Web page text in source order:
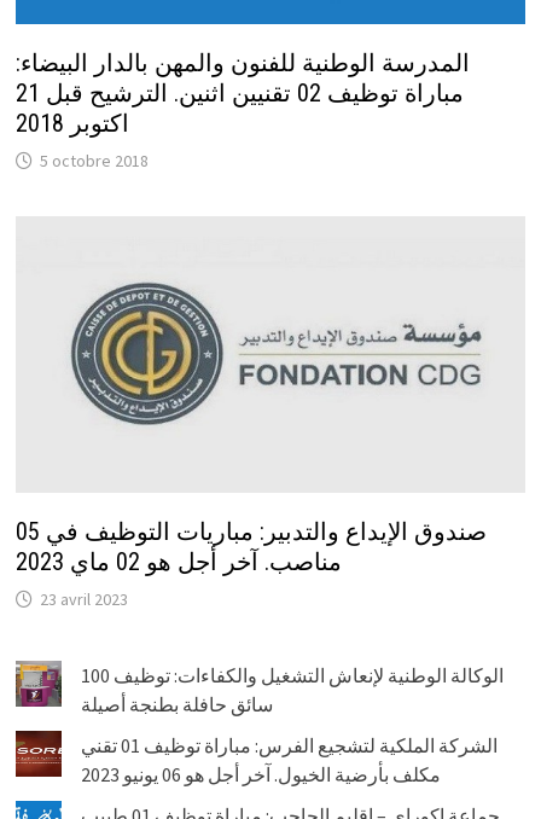
المدرسة الوطنية للفنون والمهن بالدار البيضاء:
مباراة توظيف 02 تقنيين اثنين. الترشيح قبل 21
اكتوبر 2018
5 octobre 2018
صندوق الإيداع والتدبير: مباريات التوظيف في 05
مناصب. آخر أجل هو 02 ماي 2023
23 avril 2023
الوكالة الوطنية لإنعاش التشغيل والكفاءات: توظيف 100
سائق حافلة بطنجة أصيلة
الشركة الملكية لتشجيع الفرس: مباراة توظيف 01 تقني
مكلف بأرضية الخيول. آخر أجل هو 06 يونيو 2023